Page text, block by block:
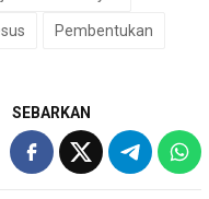
Pembentukan
SEBARKAN